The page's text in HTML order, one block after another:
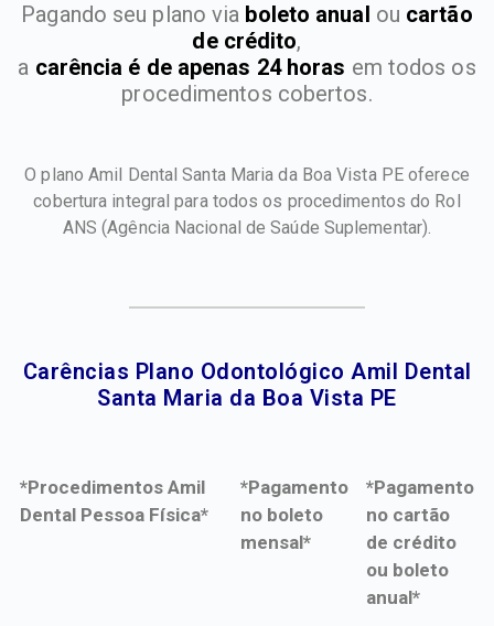
Pagando seu plano via boleto anual ou cartão
de crédito,
a carência é de apenas 24 horas em todos os
procedimentos cobertos.
O plano Amil Dental Santa Maria da Boa Vista PE oferece
cobertura integral para todos os procedimentos do Rol
ANS(Agência Nacional de Saúde Suplementar).
Carências Plano Odontológico Amil Dental
Santa Maria da Boa Vista PE​
*Procedimentos Amil
Dental Pessoa Física*
*Pagamento
no boleto
mensal*
*Pagamento
no cartão
de crédito
ou boleto
anual*